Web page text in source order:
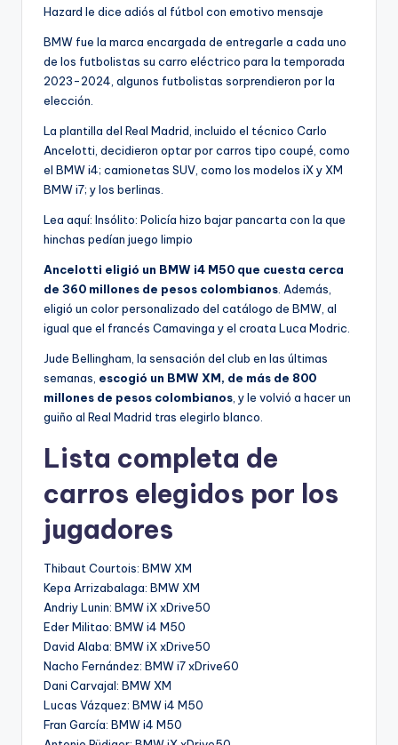
Hazard le dice adiós al fútbol con emotivo mensaje
BMW fue la marca encargada de entregarle a cada uno
de los futbolistas su carro eléctrico para la temporada
2023-2024, algunos futbolistas sorprendieron por la
elección.
La plantilla del Real Madrid, incluido el técnico Carlo
Ancelotti, decidieron optar por carros tipo coupé, como
el BMW i4; camionetas SUV, como los modelos iX y XM
BMW i7; y los berlinas.
Lea aquí: Insólito: Policía hizo bajar pancarta con la que
hinchas pedían juego limpio
Ancelotti eligió un BMW i4 M50 que cuesta cerca
de 360 millones de pesos colombianos . Además,
eligió un color personalizado del catálogo de BMW, al
igual que el francés Camavinga y el croata Luca Modric.
Jude Bellingham, la sensación del club en las últimas
semanas, escogió un BMW XM, de más de 800
millones de pesos colombianos , y le volvió a hacer un
guiño al Real Madrid tras elegirlo blanco.
Lista completa de
carros elegidos por los
jugadores
Thibaut Courtois: BMW XM
Kepa Arrizabalaga: BMW XM
Andriy Lunin: BMW iX xDrive50
Eder Militao: BMW i4 M50
David Alaba: BMW iX xDrive50
Nacho Fernández: BMW i7 xDrive60
Dani Carvajal: BMW XM
Lucas Vázquez: BMW i4 M50
Fran García: BMW i4 M50